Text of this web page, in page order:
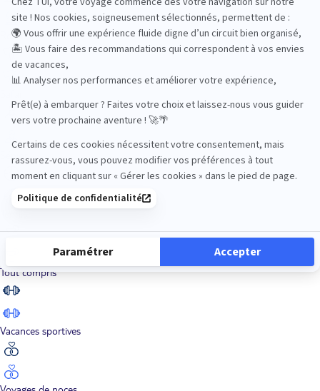
Road Trips
Sénior
Tout compris
Vacances sportives